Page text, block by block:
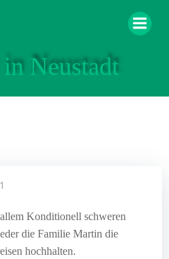
Neustadt
Konditionell schweren
die Familie Martin die
hochhalten.